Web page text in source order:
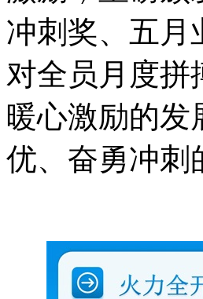
冲刺奖、五月
对全员月度拼
暖心激励的发
优、奋勇冲刺